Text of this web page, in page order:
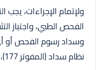
ولإتمام الإجراءات، يجب
الفحص الطبي، واجتياز
وسداد رسوم الفحص أو
نظام سداد (المفوتر 177)، قبل إصدار الشهادة إلكترونياً.